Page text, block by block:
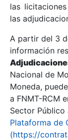
Mostrar/
Mostrar/
las
las
A partir del 3
información
Nacional de
Moneda,
a FNMT-RCM
Sector Público
Plataforma de
(https://